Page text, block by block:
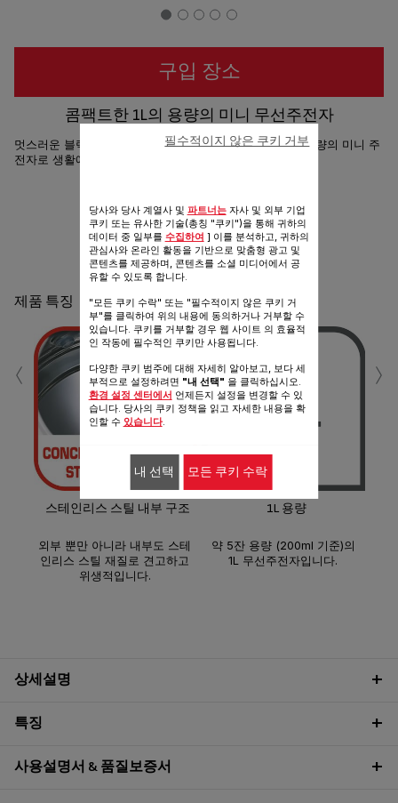
구입 장소
콤팩트한 1L의 용량의 미니 무선주전자
멋스러운 블랙 스테인리스 스틸의 디자인과 콤팩트한 1L 용량의 미니 주
전자로 생활에 편리함을 더해 보세요!
제품 특징
스테인리스 스틸 내부 구조
외부 뿐만 아니라 내부도 스테
인리스 스틸 재질로 견고하고
위생적입니다.
1L 용량
약 5잔 용량 (200ml 기준)의
1L 무선주전자입니다.
‹ ›
상세설명
특징
사용설명서 & 품질보증서
당사와 당사 계열사 및 파트너는자사 및 외부 기업
쿠키 또는 유사한 기술(총칭 "쿠키")을 통해 귀하의
데이터 중 일부를 수집하여 ] 이를 분석하고, 귀하의
관심사와 온라인 활동을 기반으로 맞춤형 광고 및
콘텐츠를 제공하며, 콘텐츠를 소셜 미디어에서 공
유할 수 있도록 합니다.
"모든 쿠키 수락" 또는 "필수적이지 않은 쿠키 거
부"를 클릭하여 위의 내용에 동의하거나 거부할 수
있습니다. 쿠키를 거부할 경우 웹 사이트 의 효율적
인 작동에 필수적인 쿠키만 사용됩니다.
다양한 쿠키 범주에 대해 자세히 알아보고, 보다 세
부적으로 설정하려면 "내 선택" 을 클릭하십시오.
환경 설정 센터에서 언제든지 설정을 변경할 수 있
습니다. 당사의 쿠키 정책을 읽고 자세한 내용을 확
인할 수 있습니다.
필수적이지 않은 쿠키 거부
내 선택 모든 쿠키 수락